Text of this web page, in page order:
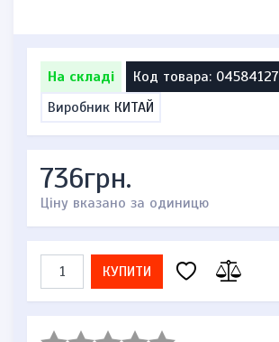
На складі
Код товара: 04584127
Виробник КИТАЙ
736грн.
Ціну вказано за одиницю
КУПИТИ